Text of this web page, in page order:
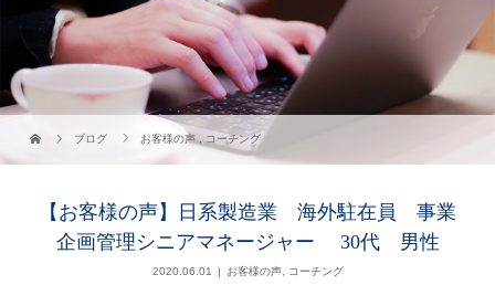
ブログ お客様の声 , コーチング
【お客様の声】日系製造業 海外駐在員 事業
企画管理シニアマネージャー 30代 男性
2020.06.01 お客様の声, コーチング